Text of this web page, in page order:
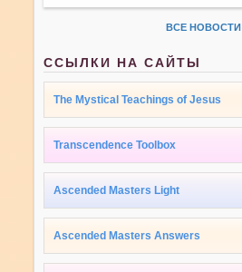
ВСЕ НОВОСТИ
ССЫЛКИ НА САЙТЫ
The Mystical Teachings of Jesus
Transcendence Toolbox
Ascended Masters Light
Ascended Masters Answers